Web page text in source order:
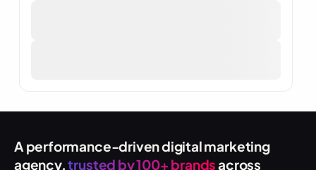
A performance-driven digital marketing
agency,trusted by 100+ brandsacross